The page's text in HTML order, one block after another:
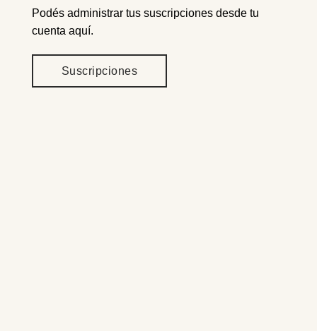
Podés administrar tus suscripciones desde tu
cuenta aquí.
Suscripciones